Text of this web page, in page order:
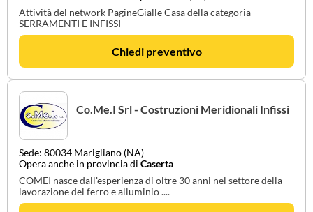
Attività del network PagineGialle Casa della categoria
SERRAMENTI E INFISSI
Chiedi preventivo
Co.Me.I Srl - Costruzioni Meridionali Infissi
Sede: 80034 Marigliano (NA)
Opera anche in provincia di Caserta
COMEI nasce dall'esperienza di oltre 30 anni nel settore della
lavorazione del ferro e alluminio ....